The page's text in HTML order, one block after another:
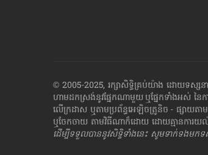
© 2005-2025, រក្សាសិទ្ធិគ្រប់យ៉ាង ដោយទស្សន
ហាម​ដក​ស្រង់​នូវ​ផ្នែក​ណា​មួយ​ ឬ​ផ្នែក​ទាំង​អស់ ​នៃ​ក
លើក្រដាស ឬតាម​ប្រព័ន្ធ​អេឡិច​ត្រូនិច - ផ្សាយ​ត
ឬ​ចែក​ចាយ​ តាមវិធីណាក៏ដោយ ដោយ​គ្មាន​ការ​យ
ដើម្បី​ទទួល​បាននូវសិទ្ធិ​ទាំងនេះ សូម​ទាក់​ទង​មក​ទស្